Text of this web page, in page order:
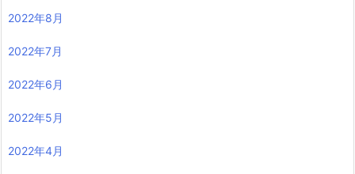
2022年8月
2022年7月
2022年6月
2022年5月
2022年4月